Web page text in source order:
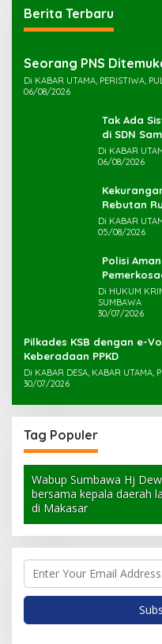
Berita Terbaru
Seorang PNS
Di KABAR UTAMA, PERISTIWA,
06/08/2026
Tak Ada
Di KABAR
06/08/2026
Rebutan
Di KABAR
05/08/2026
Polisi
Parang
Di HUKUM
SUMBAWA
30/07/2026
Pilkades KSB dengan e-
Keberadaan PPKD
Di KABAR DESA, KABAR UTAMA,
30/07/2026
Tag Populer
Wabup Sumbawa Hj
bersama kepala daerah
di Makasar